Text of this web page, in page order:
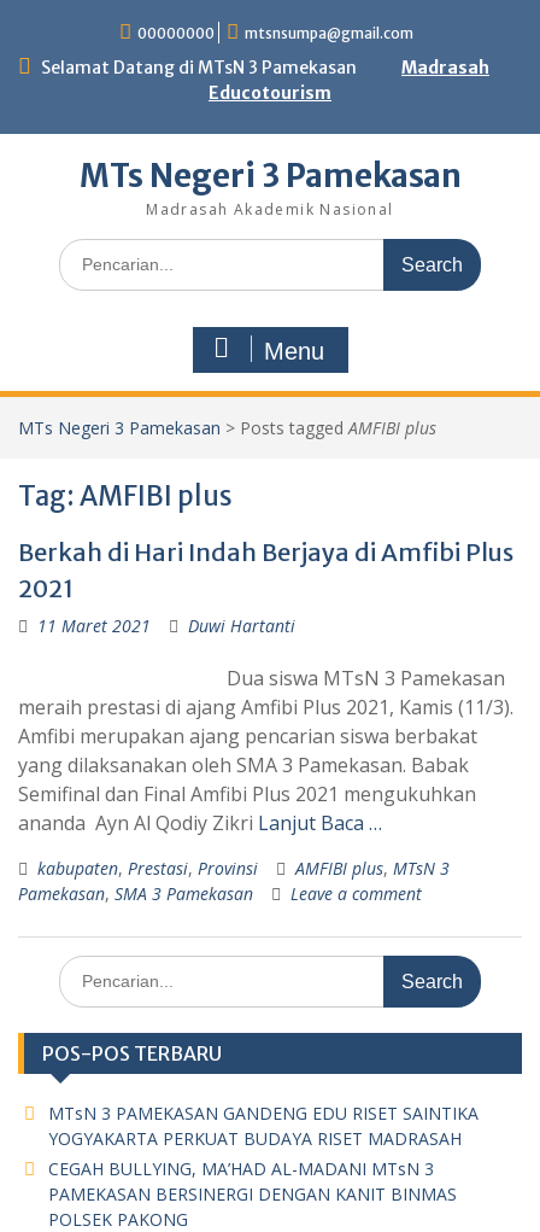
content
00000000 mtsnsumpa@gmail.com
Selamat Datang di MTsN 3 Pamekasan
Madrasah
Educotourism
MTs Negeri 3 Pamekasan
Madrasah Akademik Nasional
Search
for:
Menu
MTs Negeri 3 Pamekasan > Posts taggedAMFIBI plus
Tag: AMFIBI plus
Berkah di Hari Indah Berjaya di Amfibi Plus
2021
11 Maret 2021 Duwi Hartanti
Dua siswa MTsN 3 Pamekasan
meraih prestasi di ajang Amfibi Plus 2021, Kamis (11/3).
Amfibi merupakan ajang pencarian siswa berbakat
yang dilaksanakan oleh SMA 3 Pamekasan. Babak
Semifinal dan Final Amfibi Plus 2021 mengukuhkan
ananda Ayn Al Qodiy Zikri Lanjut Baca …
kabupaten, Prestasi, Provinsi AMFIBI plus, MTsN 3
Pamekasan, SMA 3 Pamekasan Leave a comment
Search
for:
POS-POS TERBARU
MTsN 3 PAMEKASAN GANDENG EDU RISET SAINTIKA
YOGYAKARTA PERKUAT BUDAYA RISET MADRASAH
CEGAH BULLYING, MA’HAD AL-MADANI MTsN 3
PAMEKASAN BERSINERGI DENGAN KANIT BINMAS
POLSEK PAKONG